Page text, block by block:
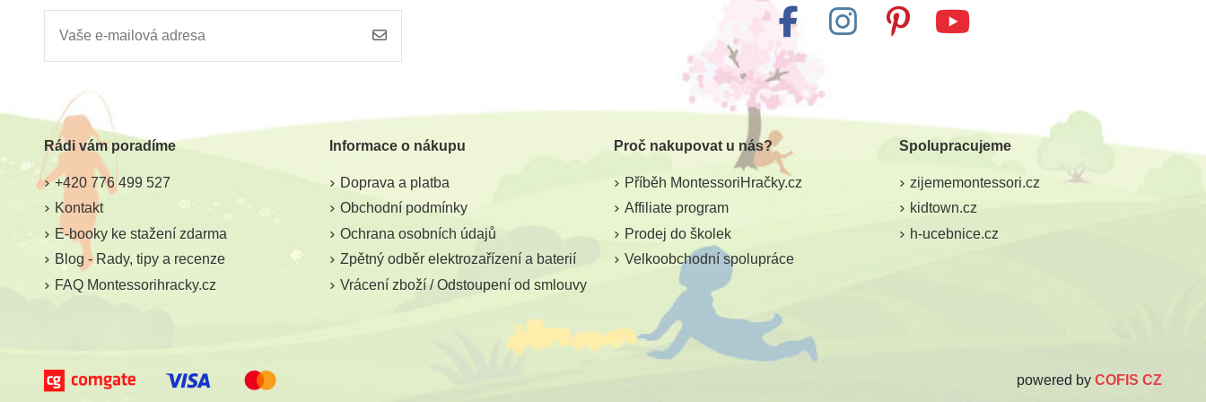
Rádi vám poradíme
+420 776 499 527
Kontakt
E-booky ke stažení zdarma
Blog - Rady, tipy a recenze
FAQ Montessorihracky.cz
Informace o nákupu
Doprava a platba
Obchodní podmínky
Ochrana osobních údajů
Zpětný odběr elektrozařízení a baterií
Vrácení zboží / Odstoupení od smlouvy
Proč nakupovat u nás?
Příběh MontessoriHračky.cz
Affiliate program
Prodej do školek
Velkoobchodní spolupráce
Spolupracujeme
zijememontessori.cz
kidtown.cz
h-ucebnice.cz
powered by COFIS CZ